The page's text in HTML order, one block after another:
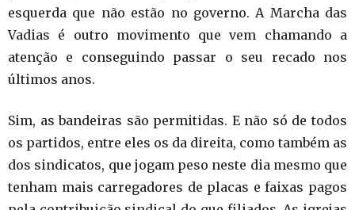
esquerda que não estão no governo. A Marcha das
Vadias é outro movimento que vem chamando a
atenção e conseguindo passar o seu recado nos
últimos anos.
Sim, as bandeiras são permitidas. E não só de todos
os partidos, entre eles os da direita, como também as
dos sindicatos, que jogam peso neste dia mesmo que
tenham mais carregadores de placas e faixas pagos